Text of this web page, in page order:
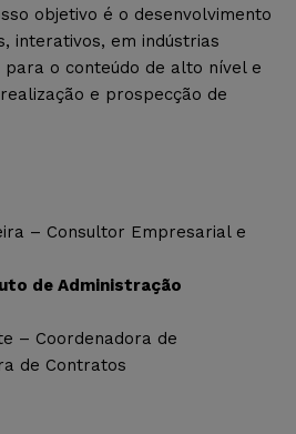
objetivo é o desenvolvimento
interativos, em indústrias
o conteúdo de alto nível e
e prospecção de
– Consultor Empresarial e
de Administração
– Coordenadora de
de Contratos